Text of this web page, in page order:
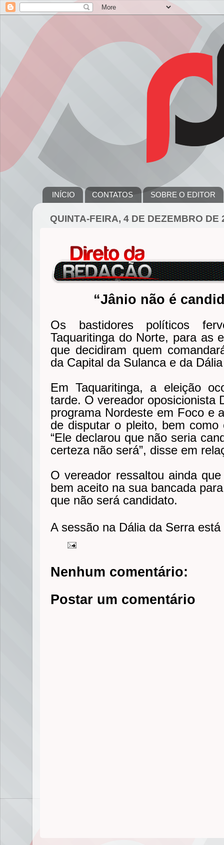
INÍCIO CONTATOS SOBRE O EDITOR
QUINTA-FEIRA, 4 DE DEZEMBRO DE
“Jânio não é
Os bastidores políticos
Taquaritinga do Norte, para as
que decidiram quem
da Capital da Sulanca e da
Em Taquaritinga, a eleição
tarde. O vereador oposicionista
programa Nordeste em Foco e
de disputar o pleito, bem
“Ele declarou que não seria
certeza não será”, disse em
O vereador ressaltou ainda
bem aceito na sua bancada
que não será candidato.
A sessão na Dália da Serra
Nenhum comentário:
Postar um comentário